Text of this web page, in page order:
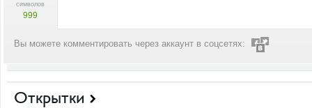
символов
999
Вы можете комментировать через аккаунт в соцсетях:
Открытки